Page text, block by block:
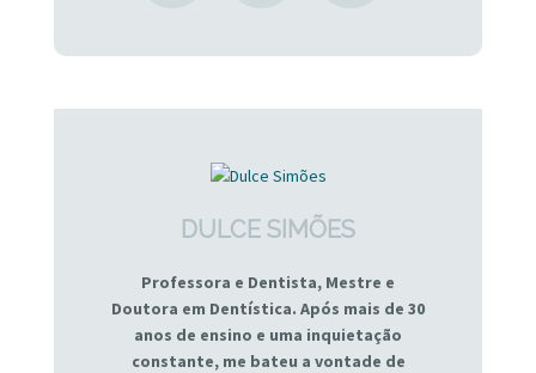
DULCE SIMÕES
Professora e Dentista, Mestre e
Doutora em Dentística. Após mais de 30
anos de ensino e uma inquietação
constante, me bateu a vontade de